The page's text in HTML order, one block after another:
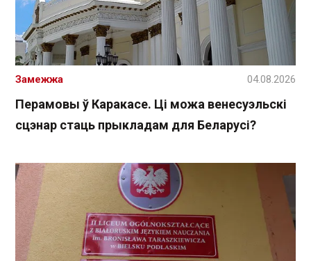
Перамовы ў Каракасе. Ці можа венесуэльскі
сцэнар стаць прыкладам для Беларусі?
Замежжа 04.08.2026